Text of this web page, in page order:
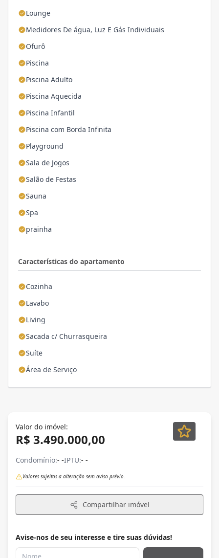
Lounge
Medidores De água, Luz E Gás Individuais
Ofurô
Piscina
Piscina Adulto
Piscina Aquecida
Piscina Infantil
Piscina com Borda Infinita
Playground
Sala de Jogos
Salão de Festas
Sauna
Spa
prainha
Características do apartamento
Cozinha
Lavabo
Living
Sacada c/ Churrasqueira
Suíte
Área de Serviço
Valor do imóvel:
R$ 3.490.000,00
Condomínio:- -IPTU:- -
Valores sujeitos a alteração sem aviso prévio.
Compartilhar imóvel
Avise-nos de seu interesse e tire suas dúvidas!